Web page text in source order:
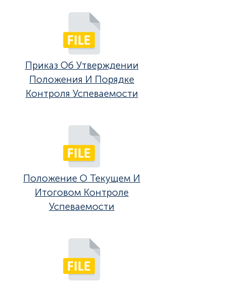
Приказ Об Утверждении
Положения И Порядке
Контроля Успеваемости
Положение О Текущем И
Итоговом Контроле
Успеваемости